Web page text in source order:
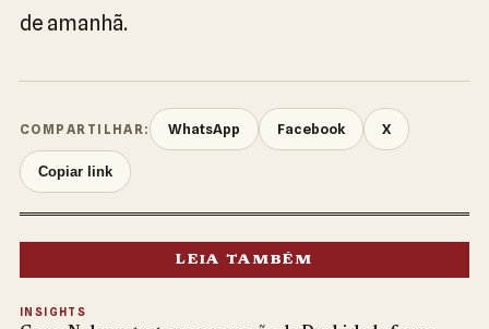
de amanhã.
COMPARTILHAR: WhatsApp Facebook X
Copiar link
LEIA TAMBÉM
INSIGHTS